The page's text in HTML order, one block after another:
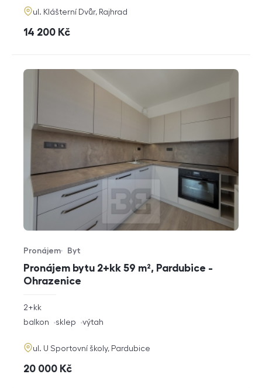
adresa
ul. Klášterní Dvůr, Rajhrad
cena
14 200 Kč
Pronájem bytu 2+kk 59 m², Pardubice -
Ohrazenice
Typ nabídky
Pronájem
Typ nemovitosti
Byt
rozměry
dispozice
2+kk
funkce
balkon sklep výtah
adresa
ul. U Sportovní školy, Pardubice
cena
20 000 Kč